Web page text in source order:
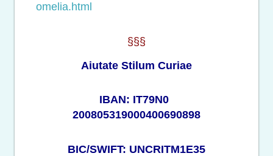
omelia.html
§§§
Aiutate Stilum Curiae
IBAN: IT79N0
200805319000400690898
BIC/SWIFT: UNCRITM1E35